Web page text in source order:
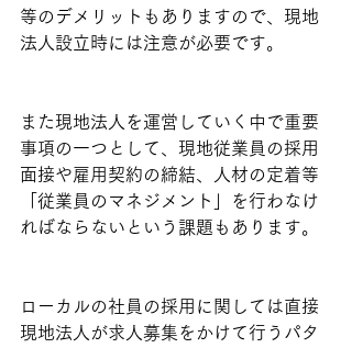
等のデメリットもありますので、現地
法人設立時には注意が必要です。
また現地法人を運営していく中で重要
事項の一つとして、現地従業員の採用
面接や雇用契約の締結、人材の定着等
「従業員のマネジメント」を行わなけ
ればならないという課題もあります。
ローカルの社員の採用に関しては直接
現地法人が求人募集をかけて行うパタ